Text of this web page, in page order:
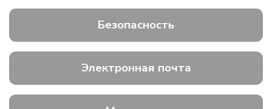
Безопасность
Электронная почта